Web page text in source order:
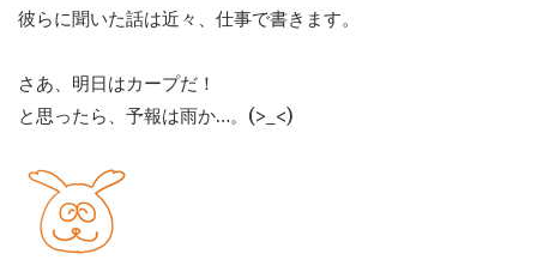
彼らに聞いた話は近々、仕事で書きます。
さあ、明日はカープだ！
と思ったら、予報は雨か…。(>_<)